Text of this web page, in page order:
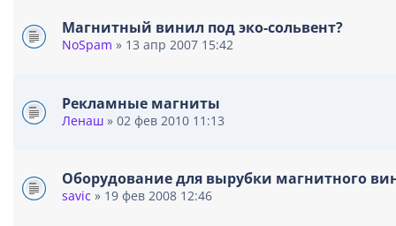
Магнитный винил под эко-сольвент?
NoSpam » 13 апр 2007 15:42
Рекламные магниты
Ленаш » 02 фев 2010 11:13
Оборудование для вырубки магнитного
savic » 19 фев 2008 12:46